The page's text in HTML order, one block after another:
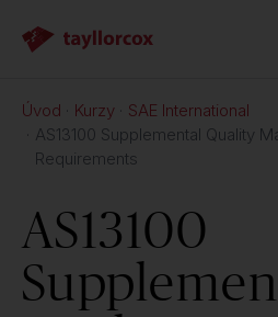
Úvod Kurzy
SAE International
AS13100 Supplemental Quality
Requirements
AS13100